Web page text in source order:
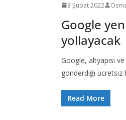
3 Şubat 2022
Google
yollayacak
Google, altyapısı
gönderdiği ücretsiz
Read More